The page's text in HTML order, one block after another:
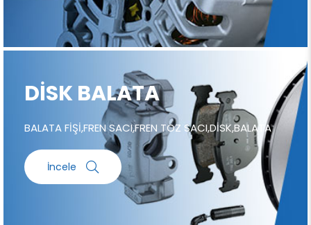
DİSK BALATA
BALATA FİŞİ,FREN SACI,FREN TOZ SACI,DİSK,BALATA
İncele